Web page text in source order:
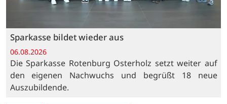
Sparkasse bildet wieder aus
06.08.2026
Die Sparkasse Rotenburg Osterholz setzt weiter auf
den eigenen Nachwuchs und begrüßt 18 neue
Auszubildende.